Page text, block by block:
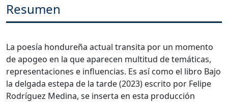
Resumen
La poesía hondureña actual transita por un momento
de apogeo en la que aparecen multitud de temáticas,
representaciones e influencias. Es así como el libro Bajo
la delgada estepa de la tarde (2023) escrito por Felipe
Rodríguez Medina, se inserta en esta producción